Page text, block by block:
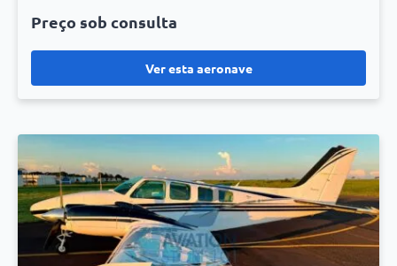
Ver esta aeronave
Preço sob consulta